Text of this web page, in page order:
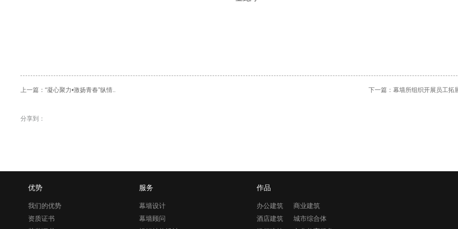
上一篇：“凝心聚力•激扬青春”纵情.. 下一篇： 幕墙所组织开展员工拓
分享到：
优势
我们的优势
资质证书
服务
幕墙设计
幕墙顾问
作品
办公建筑
商业建筑
酒店建筑
城市综合体